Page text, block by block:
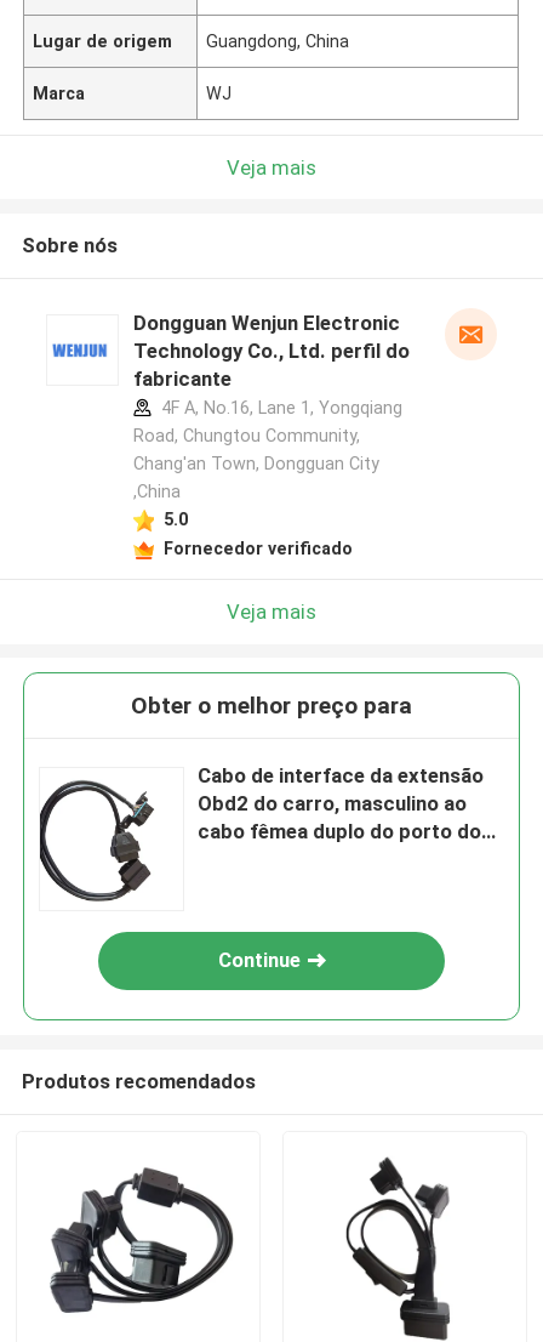
Lugar de origem Guangdong, China
Marca WJ
Veja mais
Sobre nós
Dongguan Wenjun Electronic
Technology Co., Ltd. perfil do
fabricante
4F A, No.16, Lane 1, Yongqiang
Road, Chungtou Community,
Chang'an Town, Dongguan City
,China
5.0
Fornecedor verificado
Veja mais
Obter o melhor preço para
Cabo de interface da extensão
Obd2 do carro, masculino ao
cabo fêmea duplo do porto do
Continue
Produtos recomendados